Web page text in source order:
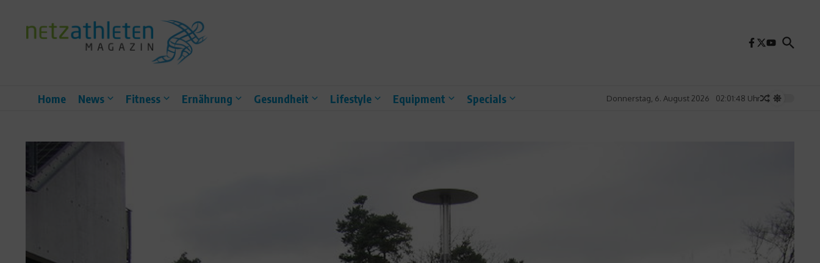
Home News Fitness Ernährung Gesundheit Lifestyle Equipment Specials Donnerstag, 6. August 2026 02:01:50 Uhr